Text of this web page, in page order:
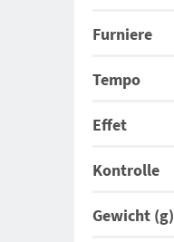
Furniere
Tempo
Effet
Kontrolle
Gewicht (g)